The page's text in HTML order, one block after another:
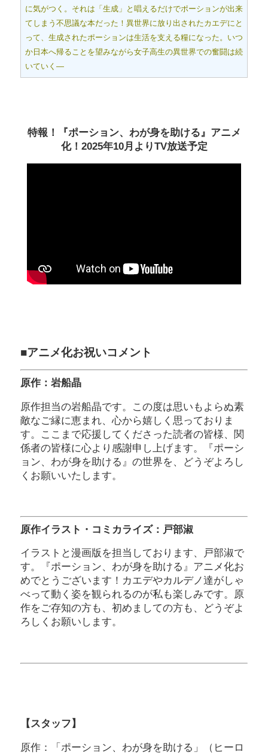
に気がつく。それは「生成」と唱えるだけでポーションが出来
てしまう不思議な本だった！異世界に放り出されたカエデにと
って、生成されたポーションは生活を支える糧になった。いつ
か日本へ帰ることを望みながら女子高生の異世界での奮闘は続
いていく―
特報！『ポーション、わが身を助ける』アニメ
化！2025年10月よりTV放送予定
■アニメ化お祝いコメント
原作：岩船晶
原作担当の岩船晶です。この度は思いもよらぬ素
敵なご縁に恵まれ、心から嬉しく思っておりま
す。ここまで応援してくださった読者の皆様、関
係者の皆様に心より感謝申し上げます。『ポーシ
ョン、わが身を助ける』の世界を、どうぞよろし
くお願いいたします。
原作イラスト・コミカライズ：戸部淑
イラストと漫画版を担当しております、戸部淑で
す。『ポーション、わが身を助ける』アニメ化お
めでとうございます！カエデやカルデノ達がしゃ
べって動く姿を観られるのが私も楽しみです。原
作をご存知の方も、初めましての方も、どうぞよ
ろしくお願いします。
【スタッフ】
原作：「ポーション、わが身を助ける」（ヒーロ